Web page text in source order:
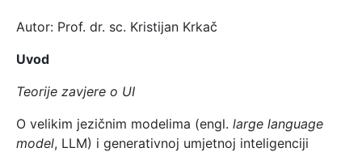
Autor: Prof. dr. sc. Kristijan Krkač
Uvod
Teorije zavjere o UI
O velikim jezičnim modelima (engl. large language
model, LLM) i generativnoj umjetnoj inteligenciji